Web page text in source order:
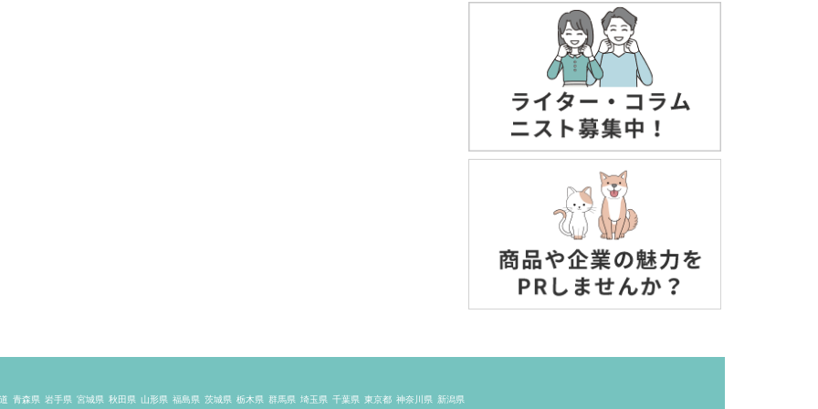
青森県 岩手県 宮城県 秋田県 山形県 福島県 茨城県 栃木県 群馬県 埼玉県 千葉県 東京都 神奈川県 新潟県